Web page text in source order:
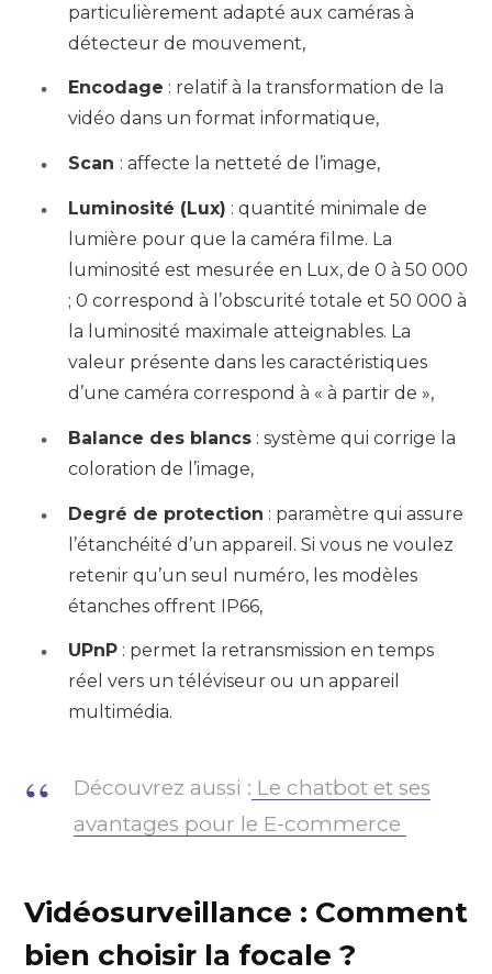
particulièrement adapté aux caméras à
détecteur de mouvement,
Encodage : relatif à la transformation de la
vidéo dans un format informatique,
Scan : affecte la netteté de l’image,
Luminosité (Lux) : quantité minimale de
lumière pour que la caméra filme. La
luminosité est mesurée en Lux, de 0 à 50 000
; 0 correspond à l’obscurité totale et 50 000 à
la luminosité maximale atteignables. La
valeur présente dans les caractéristiques
d’une caméra correspond à « à partir de »,
Balance des blancs : système qui corrige la
coloration de l’image,
Degré de protection : paramètre qui assure
l’étanchéité d’un appareil. Si vous ne voulez
retenir qu’un seul numéro, les modèles
étanches offrent IP66,
UPnP : permet la retransmission en temps
réel vers un téléviseur ou un appareil
multimédia.
Découvrez aussi : Le chatbot et ses
avantages pour le E-commerce
Vidéosurveillance : Comment
bien choisir la focale ?